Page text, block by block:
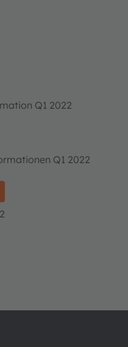
Q1 2022
Q1 2022